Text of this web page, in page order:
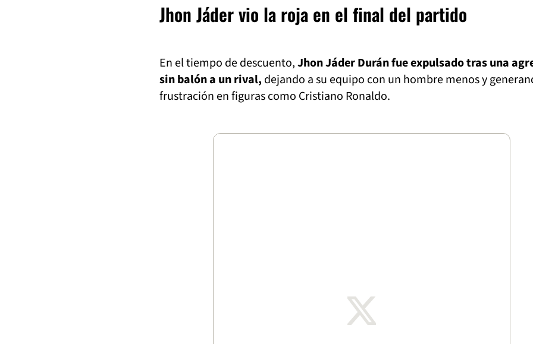
Jhon Jáder vio la roja en el final del partido
En el tiempo de descuento,Jhon Jáder Durán fue expulsado tras una
sin balón a un rival, dejando a su equipo con un hombre menos y
frustración en figuras como Cristiano Ronaldo.